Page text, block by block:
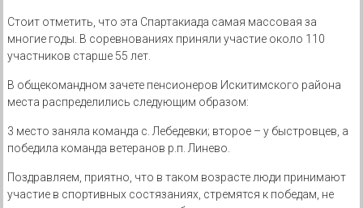
Стоит отметить, что эта Спартакиада самая массовая за
многие годы. В соревнованиях приняли участие около 110
участников старше 55 лет.
В общекомандном зачете пенсионеров Искитимского района
места распределились следующим образом:
3 место заняла команда с. Лебедевки; второе – у быстровцев, а
победила команда ветеранов р.п. Линево.
Поздравляем, приятно, что в таком возрасте люди принимают
участие в спортивных состязаниях, стремятся к победам, не